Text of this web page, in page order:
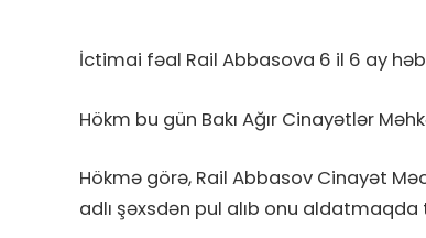
İctimai fəal Rail Abbasova 6 il 6 ay
Hökm bu gün Bakı Ağır Cinayətlər
Hökmə görə, Rail Abbasov Cinayət
adlı şəxsdən pul alıb onu